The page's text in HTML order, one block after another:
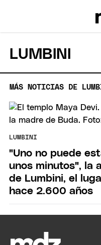
LUMBINI
MÁS NOTICIAS DE
LUMBINI
"Uno no puede
unos minutos", la
de Lumbini, el
hace 2.600 años